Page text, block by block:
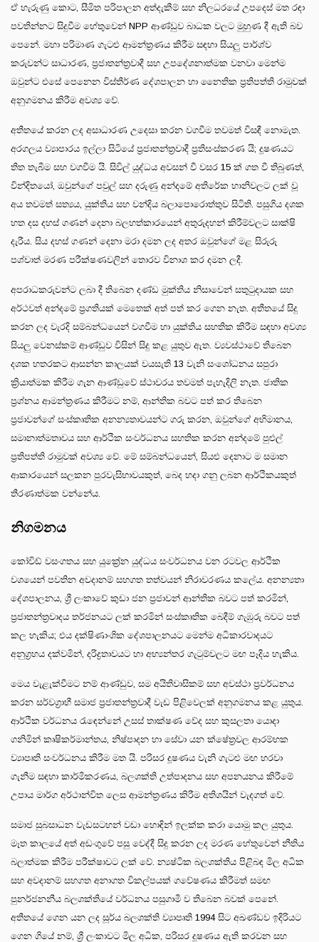
ඒ හැරුණු කොට, සීමිත පරිපාලන අත්දැකීම් සහ නිලධරයේ උපදෙස් මත රඳා
පවතින්නට සිදුවීම හේතුවෙන් NPP ආණ්ඩුව බාධක වලට මුහුණ දී ඇති බව
පෙනේ. මහා පරිමාණ ගැටළු ආමන්ත්‍රණය කිරීම සඳහා සියලු පාර්ශ්ව
කරුවන්ට සාධාරණ, ප්‍රජාතන්ත්‍රවාදී සහ උපදේශනාත්මක වනවා මෙන්ම
ඔවුන්ට එසේ පෙනෙන විස්තීර්ණ දේශපාලන හා නෛතික ප්‍රතිපත්ති රාමුවක්
අනුගමනය කිරීම අවශ්‍ය වේ.
අතීතයේ කරන ලද අසාධාරණ උදෙසා කරන වගවීම තවමත් විසඳී නොමැත.
අරගලය ව්‍යාපාරය ඉල්ලා සිටියේ ප්‍රජාතන්ත්‍රවාදී ප්‍රතිසංස්කරණ යි; දූෂණයට
තිත තැබීම සහ වගවීම යි. සිවිල් යුද්ධය අවසන් වී වසර 15 ක් ගත වී තිබුණත්,
වින්දිතයෝ, ඔවුන්ගේ පවුල් සහ දරුණු අන්දමේ අතිරේක හානිවලට ලක් වූ
අය තවමත් සත්‍යය, යුක්තිය සහ වන්දිය බලාපොරොත්තුව සිටිති. පසුගිය දශක
හත දස දහස් ගණන් දෙනා බලහත්කාරයෙන් අතුරුදහන් කිරීම්වලට සාක්ෂි
දැරීය. සිය දහස් ගණන් දෙනා මරා දමන ලද අතර ඔවුන්ගේ මළ සිරුරු
පශ්චාත් මරණ පරීක්ෂණවලින් තොරව විනාශ කර දමන ලදී.
අපරාධකරුවන්ට ලබා දී තිබෙන දණ්ඩ මුක්තිය නිසාවෙන් සතුටුදායක සහ
අර්ථවත් අන්දමේ ප්‍රගතියක් මෙතෙක් අත් පත් කර ගෙන නැත. අතීතයේ සිදු
කරන ලද වැරදි සම්බන්ධයෙන් වගවීම හා යුක්තිය සහතික කිරීම සඳහා අවශ්‍ය
සියලු වෙනස්කම් ආණ්ඩුව විසින් සිදු කළ යුතුව ඇත. ව්‍යවස්ථාවේ තිබෙන
දශක හතරකට ආසන්න කාලයක් වයසැති 13 වැනි සංශෝධනය සපුරා
ක්‍රියාත්මක කිරීම ගැන ආණ්ඩුවේ ස්ථාවරය තවමත් පැහැදිලි නැත. ජාතික
ප්‍රශ්නය ආමන්ත්‍රණය කිරීමට නම්, ආන්තික බවට පත් කර තිබෙන
ප‍්‍රජාවන්ගේ සංස්කෘතික අනන්‍යතාවයන්ට ගරු කරන, ඔවුන්ගේ අභිමානය,
සමානාත්මතාවය සහ ආර්ථික සංවර්ධනය සහතික කරන අන්දමේ පුළුල්
ප්‍රතිපත්ති රාමුවක් අවශ්‍ය වේ. මේ සම්බන්ධයෙන්, සියළු දෙනාට ම සමාන
ආකාරයෙන් සලකන පුරවැසිභාවයකුත්, බෙද හදා ගනු ලබන ආර්ථිකයකුත්
තීරණාත්මක වන්නේය.
නිගමනය
කෝවිඩ් වසංගතය සහ යුක්‍රේන යුද්ධය සංවර්ධනය වන රටවල ආර්ථික
වශයෙන් පවතින අවදානම් සහගත තත්වයන් නිරාවරණය කලේය. අනන්‍යතා
දේශපාලනය, ශ්‍රී ලංකාවේ කුඩා ජන ප්‍රජාවන් ආන්තික බවට පත් කරමින්,
ප්‍රජාතන්ත්‍රවාදය තර්ජනයට ලක් කරමින් සංස්කෘතික බෙදීම් ගැඹුරු බවට පත්
කල හැකිය; එය දක්ෂිණාංශික දේශපාලනයට මෙන්ම අධිකාරවාදයට
අනුග්‍රහය දක්වමින්, දරිද්‍රතාවයට හා අභ්‍යන්තර ගැටුම්වලට මඟ පෑදිය හැකිය.
මෙය වැළැක්වීමට නම් ආණ්ඩුව, සම අයිතිවාසිකම් සහ අවස්ථා ප්‍රවර්ධනය
කරන සර්වග්‍රාහී සමාජ ප්‍රජාතන්ත්‍රවාදී වැඩ පිළිවෙලක් අනුගමනය කළ යුතුය.
ආර්ථික වර්ධනය රැඳෙන්නේ උසස් තාක්ෂණ වේද සහ කුසලතා යොදා
ගනිමින් කෘෂිකර්මාන්තය, නිෂ්පාදන හා සේවා යන ක්ෂේත්‍රවල ආරම්භක
ව්‍යාපෘති සංවර්ධනය කිරීම මත යි. පරිසර දූෂණය වැනි ගැටළු මඟ හරවා
ගැනීම සඳහා කාර්මීකරණය, බලශක්ති උත්පාදනය සහ අපනයනය කිරීමේ
උපාය මාර්ග අර්ථාන්විත ලෙස ආමන්ත්‍රණය කිරීම අතිශයින් වැදගත් වේ.
සමාජ සුබසාධන වැඩසටහන් වඩා හොඳින් ඉලක්ක කරා යොමු කල යුතුය.
මෑත කාලයේ අත් අඩංගුවේ පසු වෙද්දී සිදු කරන ලද මරණ හේතුවෙන් නීතිය
බලාත්මක කිරීම පරීක්ෂාවට ලක් වේ. න්‍යෂ්ටික බලශක්තිය පිළිබඳ මිල අධික
සහ අවදානම් සහගත අනාගත විකල්පයක් ගවේෂණය කිරීමත් සමඟ
පුනර්ජනනීය බලශක්තියේ වර්ධනය පසුගාමී ව තිබෙන බවක් පෙනේ.
අතීතයේ ගෙන යන ලද සූර්ය බලශක්ති ව්‍යාපෘති 1994 සිට අඛණ්ඩව ඉදිරියට
ගෙන ගියේ නම්, ශ්‍රී ලංකාවට මිල අධික, පරිසර දූෂණය ඇති කරවන සහ